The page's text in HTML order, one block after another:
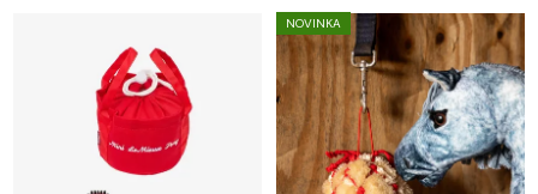
NOVINKA